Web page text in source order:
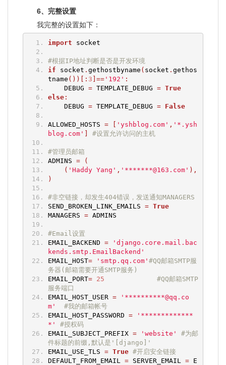
6、完整设置
我完整的设置如下：
import socket
#根据IP地址判断是否是开发环境
if socket . gethostbyname ( socket . gethos
tname ())[: 3 ]=='192' :
DEBUG = TEMPLATE_DEBUG = True
else:
DEBUG = TEMPLATE_DEBUG = False
ALLOWED_HOSTS = [ 'yshblog.com' , '*.ysh
blog.com' ] #设置允许访问的主机
#管理员邮箱
ADMINS =
(
( 'Haddy Yang' , '*******@163.com' ),
)
#非空链接，却发生404错误，发送通知MANAGERS
SEND_BROKEN_LINK_EMAILS = True
MANAGERS = ADMINS
#Email设置
EMAIL_BACKEND =
'django.core.mail.bac
kends.smtp.EmailBackend'
EMAIL_HOST= 'smtp.qq.com' #QQ邮箱SMTP服
务器(邮箱需要开通SMTP服务)
EMAIL_PORT= 25
#QQ邮箱SMTP
服务端口
EMAIL_HOST_USER =
'**********@qq.co
m'
#我的邮箱帐号
EMAIL_HOST_PASSWORD =
'*************
*'
#授权码
EMAIL_SUBJECT_PREFIX = 'website'
#为邮
件标题的前缀,默认是'[django]'
EMAIL_USE_TLS = True #开启安全链接
DEFAULT_FROM_EMAIL = SERVER_EMAIL = E